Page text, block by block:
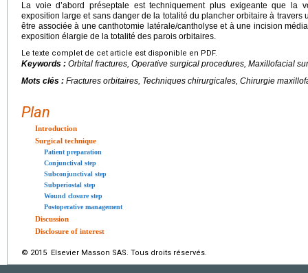
La voie d’abord préseptale est techniquement plus exigeante que la
exposition large et sans danger de la totalité du plancher orbitaire à travers
être associée à une canthotomie latérale/cantholyse et à une incision
exposition élargie de la totalité des parois orbitaires.
Le texte complet de cet article est disponible en PDF.
Keywords : Orbital fractures, Operative surgical procedures, Maxillofacial
Mots clés : Fractures orbitaires, Techniques chirurgicales, Chirurgie
Plan
Introduction
Surgical technique
Patient preparation
Conjunctival step
Subconjunctival step
Subperiostal step
Wound closure step
Postoperative management
Discussion
Disclosure of interest
© 2015 Elsevier Masson SAS. Tous droits réservés.